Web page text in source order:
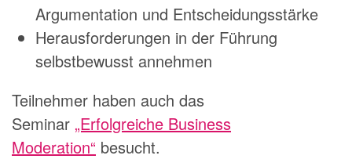
Argumentation und Entscheidungsstärke
Herausforderungen in der Führung
selbstbewusst annehmen
Teilnehmer haben auch das
Seminar „Erfolgreiche Business
Moderation“ besucht.